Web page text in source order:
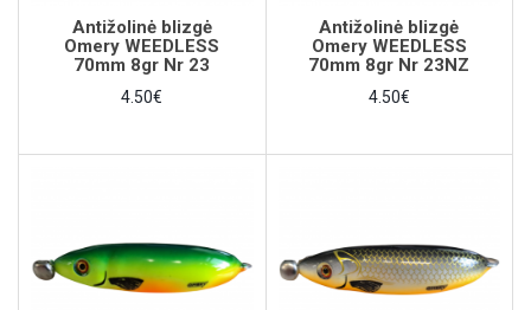
Antižolinė blizgė
Omery WEEDLESS
70mm 8gr Nr 23
4.50€
Antižolinė blizgė
Omery WEEDLESS
70mm 8gr Nr 23NZ
4.50€